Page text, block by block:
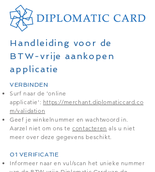
Handleiding voor de
BTW-vrije aankopen
applicatie
VERBINDEN
Surf naar de 'online
applicatie': https://merchant.diplomaticcard.co
m/validation
Geef je winkelnummer en wachtwoord in.
Aarzel niet om ons tecontacteren als u niet
meer over deze gegevens beschikt.
01 VERIFICATIE
Informeer naar en vul/scan het unieke nummer